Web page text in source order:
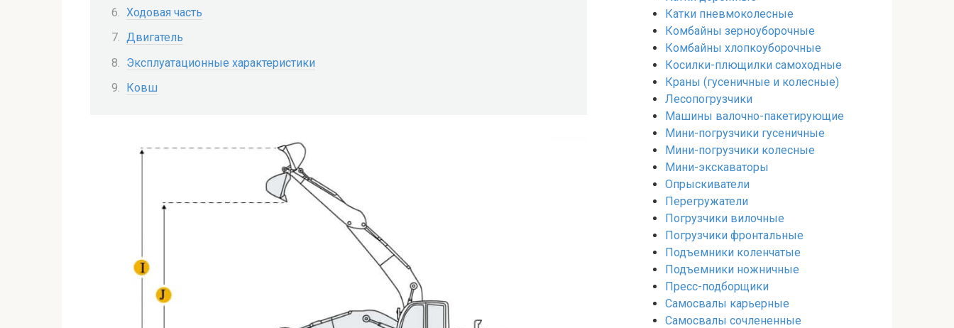
Ходовая часть
Двигатель
Эксплуатационные характеристики
Ковш
Катки пневмоколесные
Комбайны зерноуборочные
Комбайны хлопкоуборочные
Косилки-плющилки самоходные
Краны (гусеничные и колесные)
Лесопогрузчики
Машины валочно-пакетирующие
Мини-погрузчики гусеничные
Мини-погрузчики колесные
Мини-экскаваторы
Опрыскиватели
Перегружатели
Погрузчики вилочные
Погрузчики фронтальные
Подъемники коленчатые
Подъемники ножничные
Пресс-подборщики
Самосвалы карьерные
Самосвалы сочлененные